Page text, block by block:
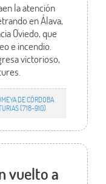
la atención
en Álava,
Oviedo, que
e incendio.
victorioso,
DE CÓRDOBA
(718-910)
vuelto a